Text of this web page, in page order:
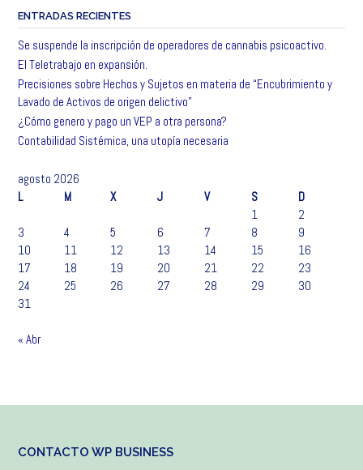
ENTRADAS RECIENTES
Se suspende la inscripción de operadores de cannabis psicoactivo.
El Teletrabajo en expansión.
Precisiones sobre Hechos y Sujetos en materia de “Encubrimiento y
Lavado de Activos de origen delictivo”
¿Cómo genero y pago un VEP a otra persona?
Contabilidad Sistémica, una utopía necesaria
agosto 2026
L
M X J V S
D
1
2
3
4 5 6 7 8
9
10
11 12 13 14 15
16
17
18 19 20 21 22
23
24
25 26 27 28 29
30
31
« Abr
CONTACTO WP BUSINESS